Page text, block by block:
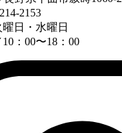
2153
日・水曜日
：00〜18：00